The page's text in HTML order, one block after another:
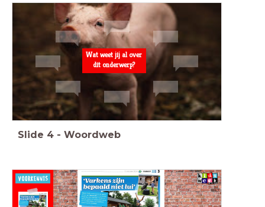
Wat weet jij al over
dit onderwerp?
Slide 4 - Woordweb
Heb je vragen
als je naar de